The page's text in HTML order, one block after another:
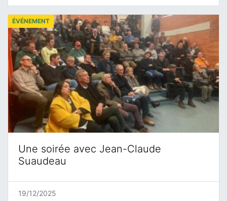
Une soirée avec Jean-Claude
Suaudeau
ÉVÉNEMENT
19/12/2025